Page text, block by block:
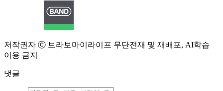
저작권자 ⓒ 브라보마이라이프 무단전재 및 재배포, AI학습
이용 금지
댓글